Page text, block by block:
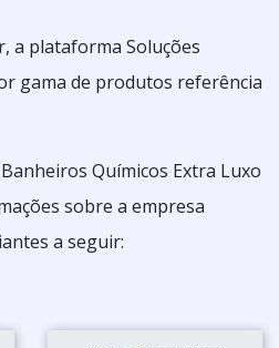
a plataforma Soluções
gama de produtos referência
Químicos Extra Luxo
sobre a empresa
a seguir: